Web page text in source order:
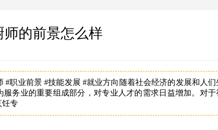
西餐专业 就业动态
的前景怎么样
#职业前景 #技能发展 #就业方向随着社会经济的发展和人们
务业的重要组成部分，对专业人才的需求日益增加。对于
饪专